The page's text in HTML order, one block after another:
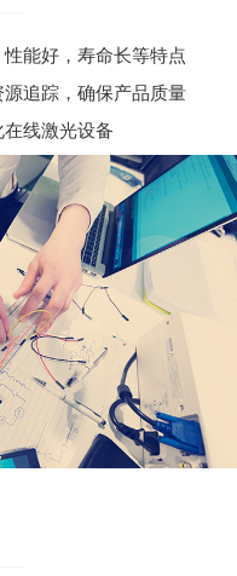
能好，寿命长等特点
追踪，确保产品质量
线激光设备